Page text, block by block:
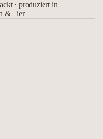
· produziert in
& Tier